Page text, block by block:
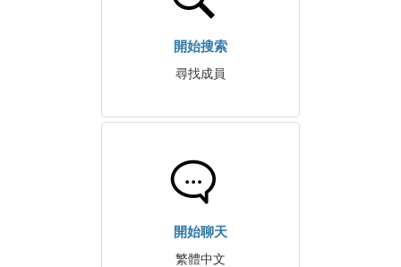
開始搜索
尋找成員
開始聊天
繁體中文